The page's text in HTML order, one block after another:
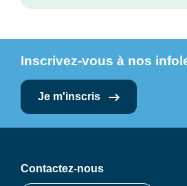
Inscrivez-vous à nos
Je m'inscris
Contactez-nous